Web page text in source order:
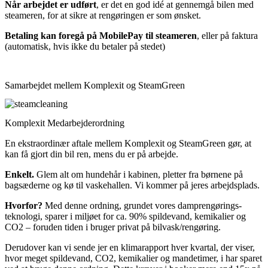
Når arbejdet er udført, er det en god idé at gennemgå bilen med
steameren, for at sikre at rengøringen er som ønsket.
Betaling kan foregå på MobilePay til steameren, eller på faktura
(automatisk, hvis ikke du betaler på stedet)
Samarbejdet mellem Komplexit og SteamGreen
Komplexit Medarbejderordning
En ekstraordinær aftale mellem Komplexit og SteamGreen gør, at
kan få gjort din bil ren, mens du er på arbejde.
Enkelt. Glem alt om hundehår i kabinen, pletter fra børnene på
bagsæderne og kø til vaskehallen. Vi kommer på jeres arbejdsplads.
Hvorfor? Med denne ordning, grundet vores damprengørings-
teknologi, sparer i miljøet for ca. 90% spildevand, kemikalier og
CO2 – foruden tiden i bruger privat på bilvask/rengøring.
Derudover kan vi sende jer en klimarapport hver kvartal, der viser,
hvor meget spildevand, CO2, kemikalier og mandetimer, i har sparet